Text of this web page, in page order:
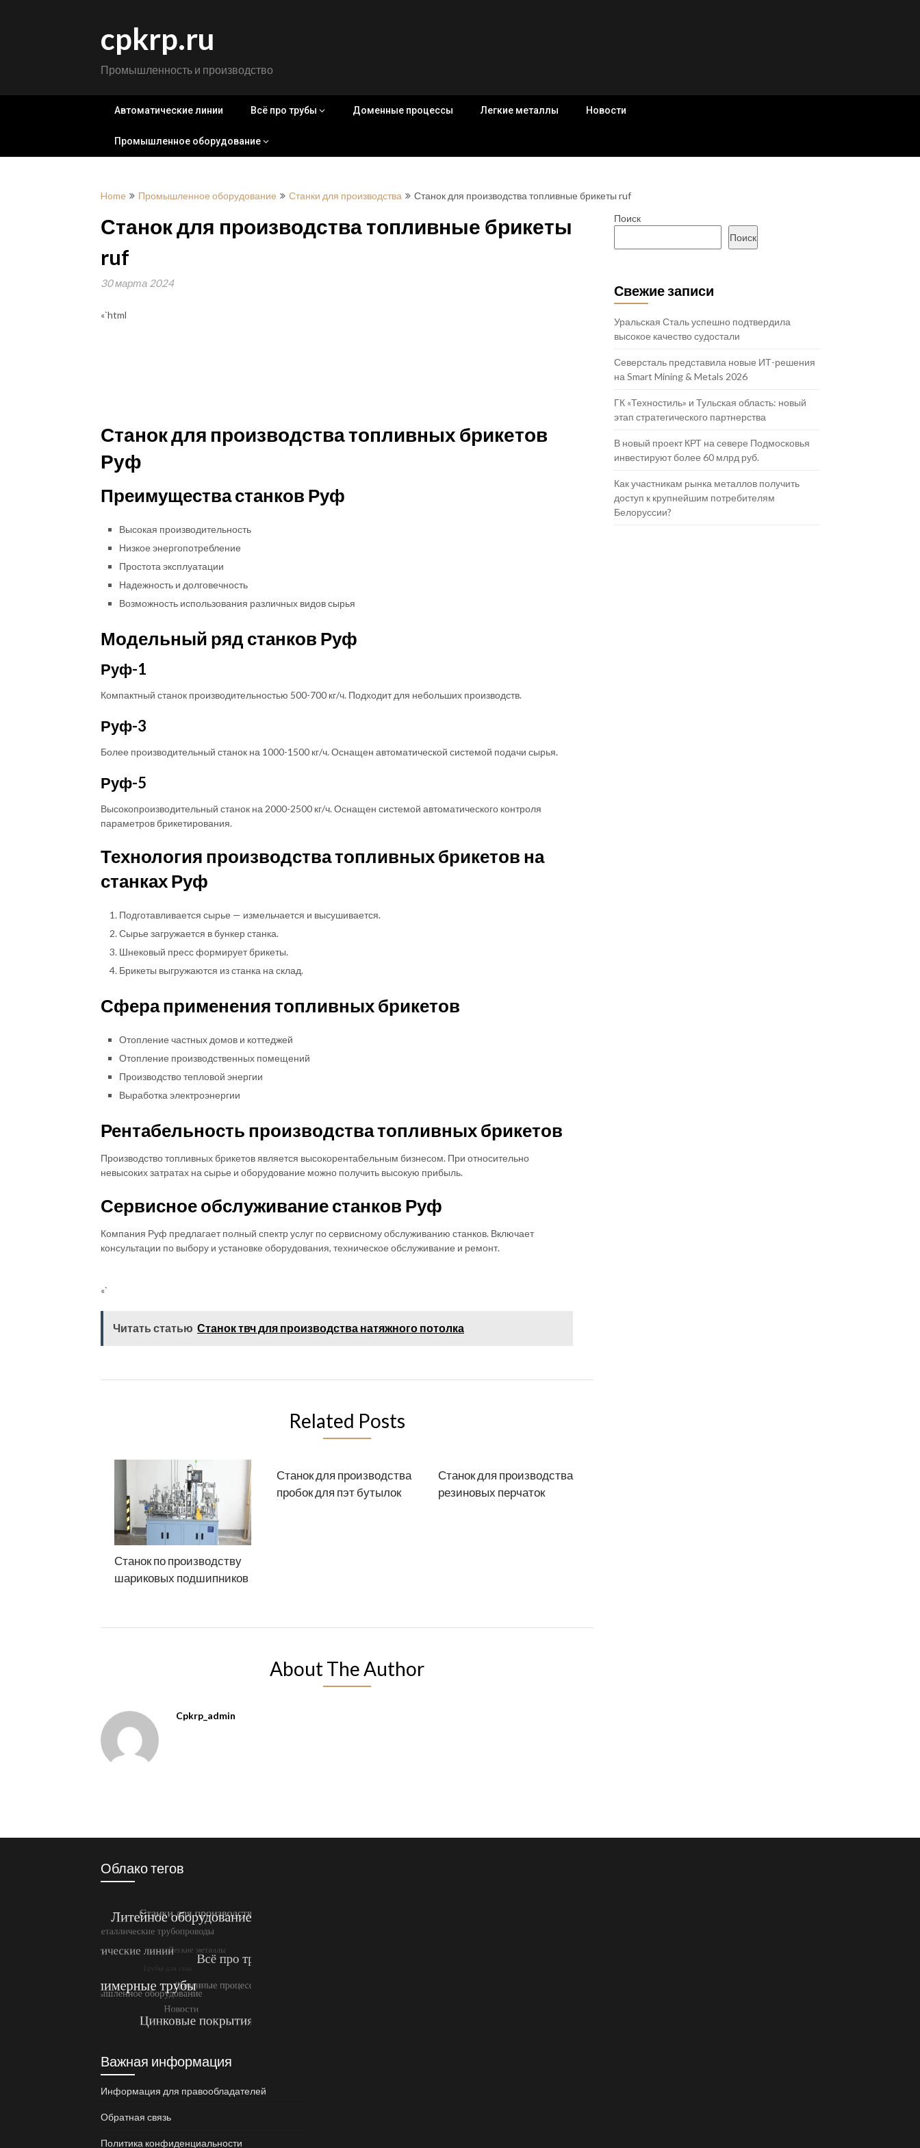
cpkrp.ru
Промышленность и производство
Автоматические линии Всё про трубы Доменные процессы Легкие металлы Новости
Промышленное оборудование
Home Промышленное оборудование Станки для производства Станок для производства топливные брикеты ruf
Станок для производства топливные брикеты
ruf
30 марта 2024
«`html
Станок для производства топливных брикетов
Руф
Преимущества станков Руф
Высокая производительность
Низкое энергопотребление
Простота эксплуатации
Надежность и долговечность
Возможность использования различных видов сырья
Модельный ряд станков Руф
Руф-1
Компактный станок производительностью 500-700 кг/ч. Подходит для небольших производств.
Руф-3
Более производительный станок на 1000-1500 кг/ч. Оснащен автоматической системой подачи сырья.
Руф-5
Высокопроизводительный станок на 2000-2500 кг/ч. Оснащен системой автоматического контроля
параметров брикетирования.
Технология производства топливных брикетов на
станках Руф
Подготавливается сырье — измельчается и высушивается.
Сырье загружается в бункер станка.
Шнековый пресс формирует брикеты.
Брикеты выгружаются из станка на склад.
Сфера применения топливных брикетов
Отопление частных домов и коттеджей
Отопление производственных помещений
Производство тепловой энергии
Выработка электроэнергии
Рентабельность производства топливных брикетов
Производство топливных брикетов является высокорентабельным бизнесом. При относительно
невысоких затратах на сырье и оборудование можно получить высокую прибыль.
Сервисное обслуживание станков Руф
Компания Руф предлагает полный спектр услуг по сервисному обслуживанию станков. Включает
консультации по выбору и установке оборудования, техническое обслуживание и ремонт.
«`
Читать статью Станок твч для производства натяжного потолка
Related Posts
Станок по производству
шариковых подшипников
Станок для производства
пробок для пэт бутылок
Станок для производства
резиновых перчаток
About The Author
Cpkrp_admin
Поиск
Поиск
Свежие записи
Уральская Сталь успешно подтвердила
высокое качество судостали
Северсталь представила новые ИТ-решения
на Smart Mining & Metals 2026
ГК «Техностиль» и Тульская область: новый
этап стратегического партнерства
В новый проект КРТ на севере Подмосковья
инвестируют более 60 млрд руб.
Как участникам рынка металлов получить
доступ к крупнейшим потребителям
Белоруссии?
Облако тегов
Важная информация
Информация для правообладателей
Обратная связь
Политика конфиденциальности